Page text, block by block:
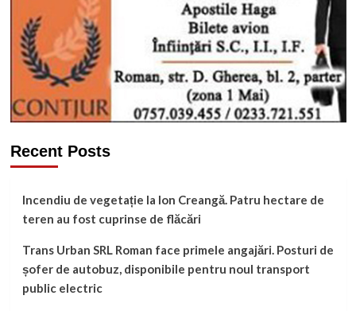
Recent Posts
Incendiu de vegetație la Ion Creangă. Patru hectare de
teren au fost cuprinse de flăcări
Trans Urban SRL Roman face primele angajări. Posturi de
șofer de autobuz, disponibile pentru noul transport
public electric